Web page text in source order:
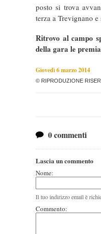
posto si trova
terza a Trevignano
Ritrovo al campo
della gara le
Giovedì 6 marzo 2014
© RIPRODUZIONE
0 commenti
Lascia un commento
Nome:
Il tuo indirizzo email è
Commento: